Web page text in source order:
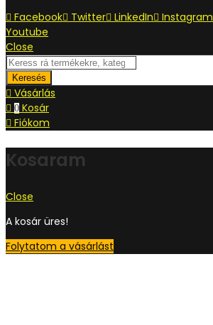
Facebook
Twitter LinkedIn Instagram
Youtube
Close
Keresés
Vásárlás
0 Kosár
Fiókom
Kosaram
Close
A kosár üres!
Folytatom a vásárlást